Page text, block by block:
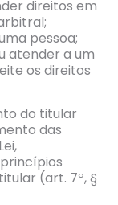
direitos em
pessoa;
atender a um
os direitos
do titular
das
(art. 7º, §